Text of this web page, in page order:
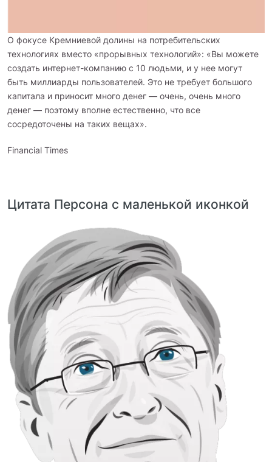
О фокусе Кремниевой долины на потребительских
технологиях вместо «прорывных технологий»: «Вы можете
создать интернет-компанию с 10 людьми, и у нее могут
быть миллиарды пользователей. Это не требует большого
капитала и приносит много денег — очень, очень много
денег — поэтому вполне естественно, что все
сосредоточены на таких вещах».
Financial Times
Цитата Персона с маленькой иконкой